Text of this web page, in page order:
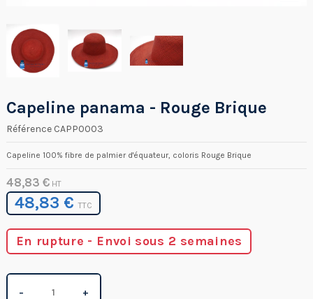
Capeline panama - Rouge Brique
Référence CAPP0003
Capeline 100% fibre de palmier d'équateur, coloris Rouge Brique
En rupture - Envoi sous 2 semaines
48,83 € HT
48,83 €TTC
− +